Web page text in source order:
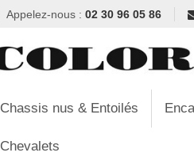
Appelez-nous : 02 30 96 05 86
Chassis nus & Entoilés
Chevalets